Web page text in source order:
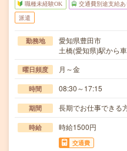
職種未経験OK 交通費別途支給あ
派遣
勤務地
愛知県豊田市
土橋(愛知県)駅から
曜日頻度 月～金
時間 08:30～17:15
期間 長期でお仕事できる
時給 時給1500円
交通費